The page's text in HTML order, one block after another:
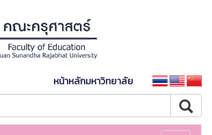
หน้าหลักมหาวิทยาลัย